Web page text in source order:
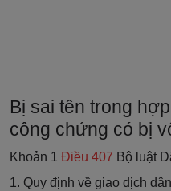
Bị sai tên trong
công chứng có bị
Khoản 1 Điều 407 Bộ luật
1. Quy định về giao dịch